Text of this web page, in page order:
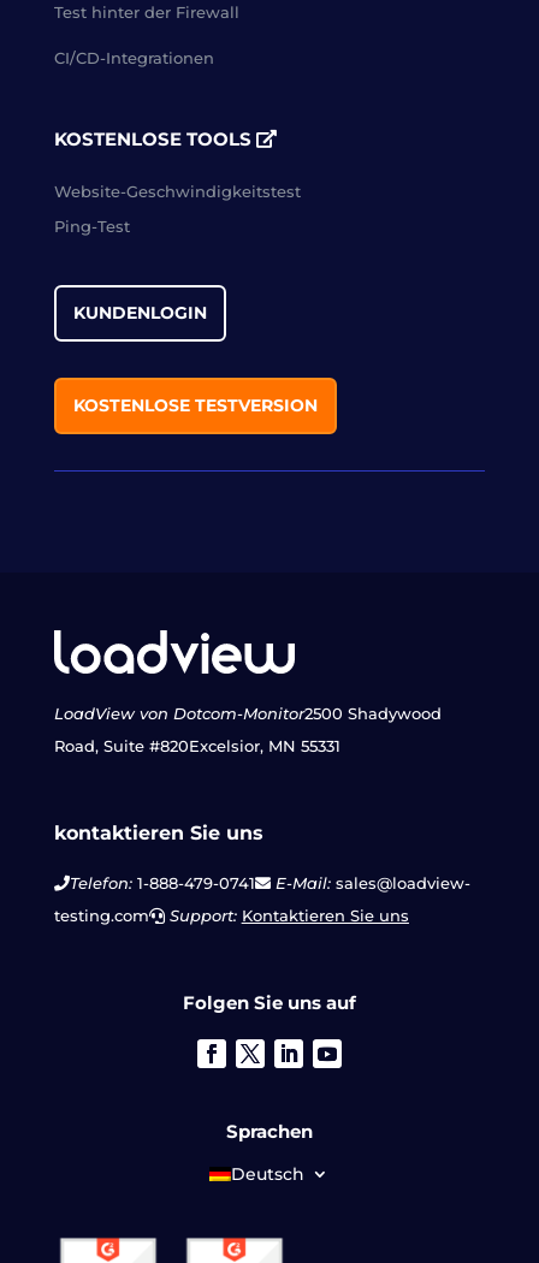
Test hinter der Firewall
CI/CD-Integrationen
KOSTENLOSE TOOLS
Website-Geschwindigkeitstest
Ping-Test
KUNDENLOGIN
KOSTENLOSE TESTVERSION
LoadView von Dotcom-Monitor2500 Shadywood
Road, Suite #820Excelsior, MN 55331
kontaktieren Sie uns
Telefon:1-888-479-0741 E-Mail:sales@loadview-
testing.com
Support: Kontaktieren Sie uns
Folgen Sie uns auf
Sprachen
Deutsch